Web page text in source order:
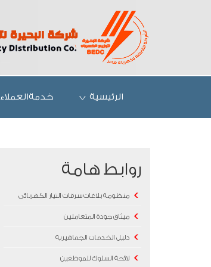
الرئيسية خدمةالعملاء
روابط هامة
منظومة بلاغات سرقات التيار الكهربائى
ميثاق جودة المتعاملين
دليل الخدمات الجماهيرية
لائحة السلوك للموظفين